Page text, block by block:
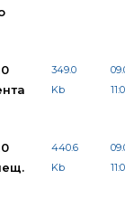
349.0
Kb
440.6
Kb